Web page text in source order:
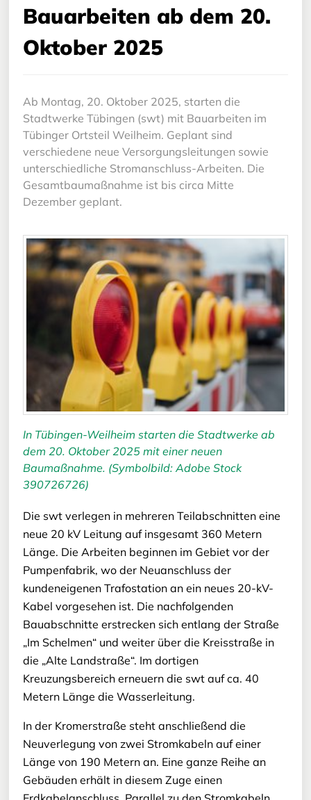
Bauarbeiten ab dem 20.
Oktober 2025
Ab Montag, 20. Oktober 2025, starten die
Stadtwerke Tübingen (swt) mit Bauarbeiten im
Tübinger Ortsteil Weilheim. Geplant sind
verschiedene neue Versorgungsleitungen sowie
unterschiedliche Stromanschluss-Arbeiten. Die
Gesamtbaumaßnahme ist bis circa Mitte
Dezember geplant.
In Tübingen-Weilheim starten die Stadtwerke ab
dem 20. Oktober 2025 mit einer neuen
Baumaßnahme. (Symbolbild: Adobe Stock
390726726)
Die swt verlegen in mehreren Teilabschnitten eine
neue 20 kV Leitung auf insgesamt 360 Metern
Länge. Die Arbeiten beginnen im Gebiet vor der
Pumpenfabrik, wo der Neuanschluss der
kundeneigenen Trafostation an ein neues 20-kV-
Kabel vorgesehen ist. Die nachfolgenden
Bauabschnitte erstrecken sich entlang der Straße
„Im Schelmen“ und weiter über die Kreisstraße in
die „Alte Landstraße“. Im dortigen
Kreuzungsbereich erneuern die swt auf ca. 40
Metern Länge die Wasserleitung.
In der Kromerstraße steht anschließend die
Neuverlegung von zwei Stromkabeln auf einer
Länge von 190 Metern an. Eine ganze Reihe an
Gebäuden erhält in diesem Zuge einen